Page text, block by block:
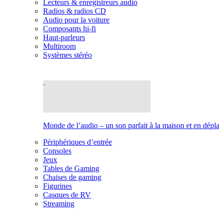
Lecteurs & enregistreurs audio
Radios & radios CD
Audio pour la voiture
Composants hi-fi
Haut-parleurs
Multiroom
Systèmes stéréo
Monde de l’audio – un son parfait à la maison et en
Périphériques d’entrée
Consoles
Jeux
Tables de Gaming
Chaises de gaming
Figurines
Casques de RV
Streaming